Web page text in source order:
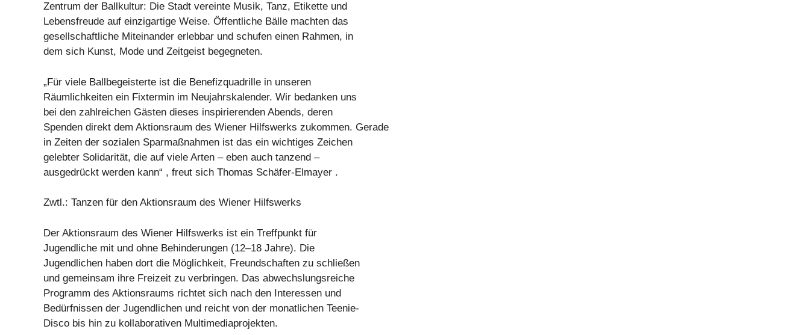
Zentrum der Ballkultur: Die Stadt vereinte Musik, Tanz, Etikette und
Lebensfreude auf einzigartige Weise. Öffentliche Bälle machten das
gesellschaftliche Miteinander erlebbar und schufen einen Rahmen, in
dem sich Kunst, Mode und Zeitgeist begegneten.
„Für viele Ballbegeisterte ist die Benefizquadrille in unseren
Räumlichkeiten ein Fixtermin im Neujahrskalender. Wir bedanken uns
bei den zahlreichen Gästen dieses inspirierenden Abends, deren
Spenden direkt dem Aktionsraum des Wiener Hilfswerks zukommen. Gerade
in Zeiten der sozialen Sparmaßnahmen ist das ein wichtiges Zeichen
gelebter Solidarität, die auf viele Arten – eben auch tanzend –
ausgedrückt werden kann“ , freut sich Thomas Schäfer-Elmayer .
Zwtl.: Tanzen für den Aktionsraum des Wiener Hilfswerks
Der Aktionsraum des Wiener Hilfswerks ist ein Treffpunkt für
Jugendliche mit und ohne Behinderungen (12–18 Jahre). Die
Jugendlichen haben dort die Möglichkeit, Freundschaften zu schließen
und gemeinsam ihre Freizeit zu verbringen. Das abwechslungsreiche
Programm des Aktionsraums richtet sich nach den Interessen und
Bedürfnissen der Jugendlichen und reicht von der monatlichen Teenie-
Disco bis hin zu kollaborativen Multimediaprojekten.